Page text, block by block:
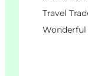
Travel
Wonderful